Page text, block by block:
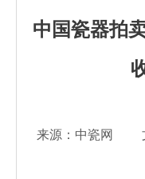
中国瓷器拍
来源：中瓷网